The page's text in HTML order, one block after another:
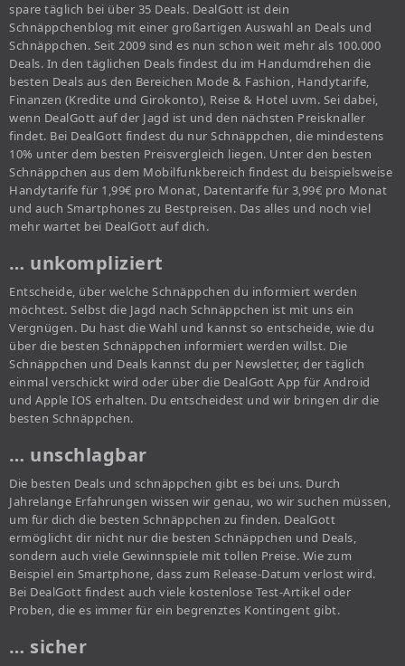
spare täglich bei über 35 Deals. DealGott ist dein
Schnäppchenblog mit einer großartigen Auswahl an Deals und
Schnäppchen. Seit 2009 sind es nun schon weit mehr als 100.000
Deals. In den täglichen Deals findest du im Handumdrehen die
besten Deals aus den Bereichen Mode & Fashion, Handytarife,
Finanzen (Kredite und Girokonto), Reise & Hotel uvm. Sei dabei,
wenn DealGott auf der Jagd ist und den nächsten Preisknaller
findet. Bei DealGott findest du nur Schnäppchen, die mindestens
10% unter dem besten Preisvergleich liegen. Unter den besten
Schnäppchen aus dem Mobilfunkbereich findest du beispielsweise
Handytarife für 1,99€ pro Monat, Datentarife für 3,99€ pro Monat
und auch Smartphones zu Bestpreisen. Das alles und noch viel
mehr wartet bei DealGott auf dich.
… unkompliziert
Entscheide, über welche Schnäppchen du informiert werden
möchtest. Selbst die Jagd nach Schnäppchen ist mit uns ein
Vergnügen. Du hast die Wahl und kannst so entscheide, wie du
über die besten Schnäppchen informiert werden willst. Die
Schnäppchen und Deals kannst du per Newsletter, der täglich
einmal verschickt wird oder über die DealGott App für Android
und Apple IOS erhalten. Du entscheidest und wir bringen dir die
besten Schnäppchen.
… unschlagbar
Die besten Deals und schnäppchen gibt es bei uns. Durch
Jahrelange Erfahrungen wissen wir genau, wo wir suchen müssen,
um für dich die besten Schnäppchen zu finden. DealGott
ermöglicht dir nicht nur die besten Schnäppchen und Deals,
sondern auch viele Gewinnspiele mit tollen Preise. Wie zum
Beispiel ein Smartphone, dass zum Release-Datum verlost wird.
Bei DealGott findest auch viele kostenlose Test-Artikel oder
Proben, die es immer für ein begrenztes Kontingent gibt.
… sicher